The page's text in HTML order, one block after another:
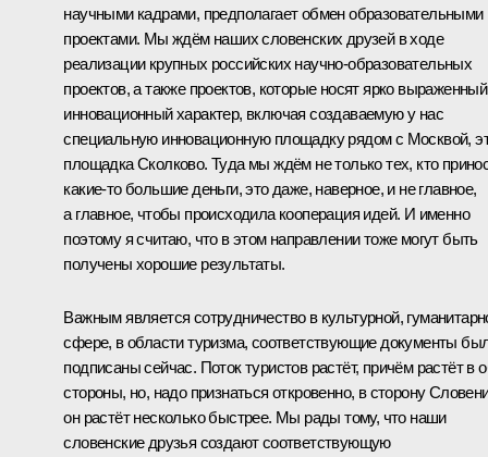
научными кадрами, предполагает обмен образовательными
проектами. Мы ждём наших словенских друзей в ходе
реализации крупных российских научно-образовательных
проектов, а также проектов, которые носят ярко выраженный
инновационный характер, включая создаваемую у нас
специальную инновационную площадку рядом с Москвой,
площадка Сколково. Туда мы ждём не только тех, кто
какие‑то большие деньги, это даже, наверное, и не главное,
а главное, чтобы происходила кооперация идей. И именно
поэтому я считаю, что в этом направлении тоже могут быть
получены хорошие результаты.
Важным является сотрудничество в культурной,
сфере, в области туризма, соответствующие документы
подписаны сейчас. Поток туристов растёт, причём растёт в
стороны, но, надо признаться откровенно, в сторону
он растёт несколько быстрее. Мы рады тому, что наши
словенские друзья создают соответствующую